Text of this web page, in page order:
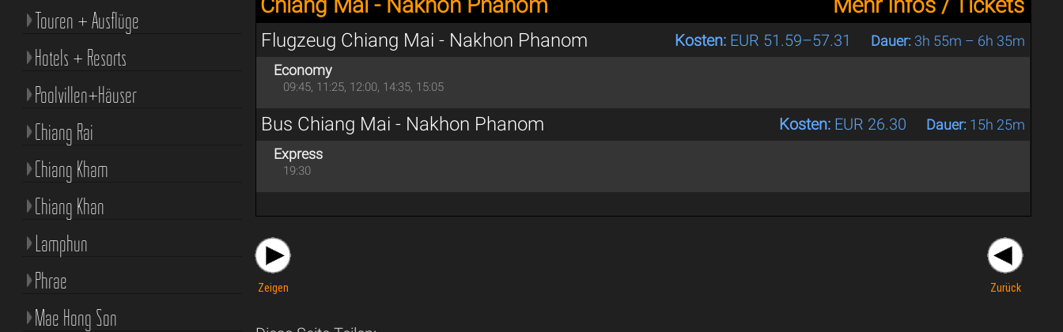
Flugzeug Chiang Mai - Nakhon Phanom Kosten: EUR 51.59–57.31 Dauer: 3h 55m – 6h 35m
Economy
09:45, 11:25, 12:00, 14:35, 15:05
Bus Chiang Mai - Nakhon Phanom Kosten: EUR 26.30 Dauer: 15h 25m
Express
19:30
Zeigen Zurück
Touren + Ausflüge
Hotels + Resorts
Poolvillen+Häuser
Chiang Rai
Chiang Kham
Chiang Khan
Lamphun
Phrae
Mae Hong Son